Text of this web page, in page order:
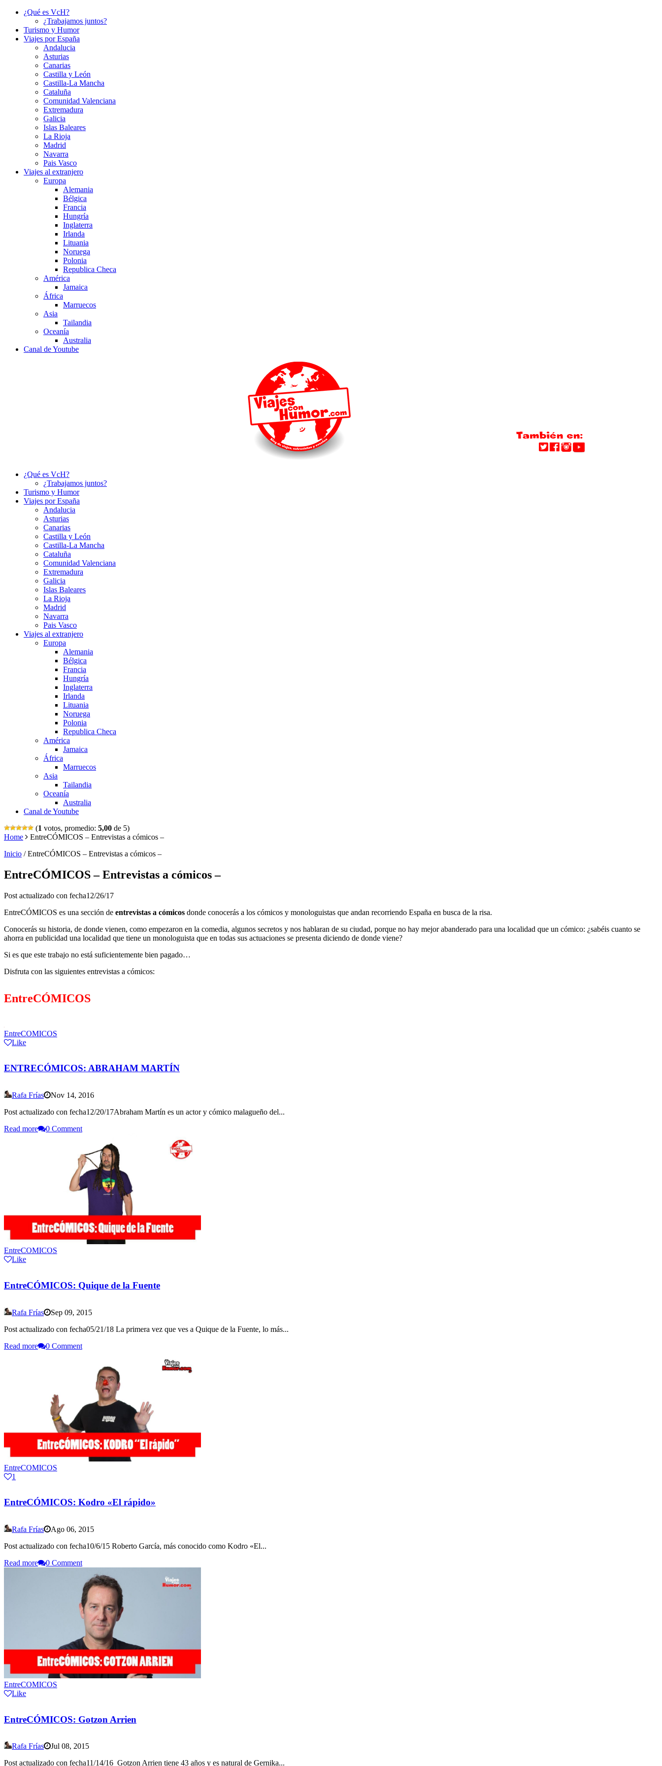
¿Qué es VcH?
¿Trabajamos juntos?
Turismo y Humor
Viajes por España
Andalucia
Asturias
Canarias
Castilla y León
Castilla-La Mancha
Cataluña
Comunidad Valenciana
Extremadura
Galicia
Islas Baleares
La Rioja
Madrid
Navarra
Pais Vasco
Viajes al extranjero
Europa
Alemania
Bélgica
Francia
Hungría
Inglaterra
Irlanda
Lituania
Noruega
Polonia
Republica Checa
América
Jamaica
África
Marruecos
Asia
Tailandia
Oceanía
Australia
Canal de Youtube
¿Qué es VcH?
¿Trabajamos juntos?
Turismo y Humor
Viajes por España
Andalucia
Asturias
Canarias
Castilla y León
Castilla-La Mancha
Cataluña
Comunidad Valenciana
Extremadura
Galicia
Islas Baleares
La Rioja
Madrid
Navarra
Pais Vasco
Viajes al extranjero
Europa
Alemania
Bélgica
Francia
Hungría
Inglaterra
Irlanda
Lituania
Noruega
Polonia
Republica Checa
América
Jamaica
África
Marruecos
Asia
Tailandia
Oceanía
Australia
Canal de Youtube
(1 votos, promedio: 5,00 de 5)
Home
EntreCÓMICOS – Entrevistas a cómicos –
Inicio /EntreCÓMICOS – Entrevistas a cómicos –
EntreCÓMICOS – Entrevistas a cómicos –
Post actualizado con fecha12/26/17
EntreCÓMICOS es una sección de entrevistas a cómicos donde conocerás a los cómicos y monologuistas que andan recorriendo España en busca de la risa.
Conocerás su historia, de donde vienen, como empezaron en la comedia, algunos secretos y nos hablaran de su ciudad, porque no hay mejor abanderado para una localidad que un cómico: ¿sabéis cuanto se
ahorra en publicidad una localidad que tiene un monologuista que en todas sus actuaciones se presenta diciendo de donde viene?
Si es que este trabajo no está suficientemente bien pagado…
Disfruta con las siguientes entrevistas a cómicos:
EntreCÓMICOS
EntreCOMICOS
Like
ENTRECÓMICOS: ABRAHAM MARTÍN
Rafa Frías
Nov 14, 2016
Post actualizado con fecha12/20/17Abraham Martín es un actor y cómico malagueño del...
Read more
0 Comment
EntreCOMICOS
Like
EntreCÓMICOS: Quique de la Fuente
Rafa Frías
Sep 09, 2015
Post actualizado con fecha05/21/18 La primera vez que ves a Quique de la Fuente, lo más...
Read more
0 Comment
EntreCOMICOS
1
EntreCÓMICOS: Kodro «El rápido»
Rafa Frías
Ago 06, 2015
Post actualizado con fecha10/6/15 Roberto García, más conocido como Kodro «El...
Read more
0 Comment
EntreCOMICOS
Like
EntreCÓMICOS: Gotzon Arrien
Rafa Frías
Jul 08, 2015
Post actualizado con fecha11/14/16 Gotzon Arrien tiene 43 años y es natural de Gernika...